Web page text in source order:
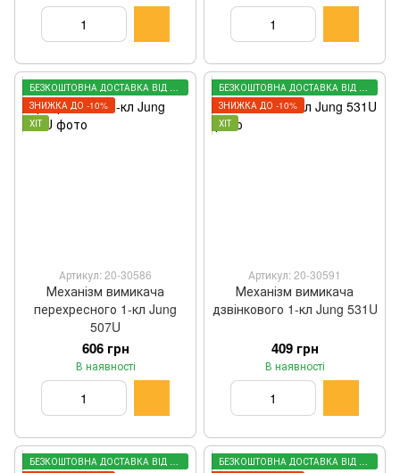
БЕЗКОШТОВНА ДОСТАВКА ВІД 3000 ГРН
ЗНИЖКА ДО -10%
ХІТ
Артикул: 20-30586
Механізм вимикача
перехресного 1-кл Jung
507U
606 грн
В наявності
БЕЗКОШТОВНА ДОСТАВКА ВІД 3000 ГРН
ЗНИЖКА ДО -10%
ХІТ
Артикул: 20-30591
Механізм вимикача
дзвінкового 1-кл Jung 531U
409 грн
В наявності
БЕЗКОШТОВНА ДОСТАВКА ВІД 3000 ГРН
БЕЗКОШТОВНА ДОСТАВКА ВІД 3000 ГРН